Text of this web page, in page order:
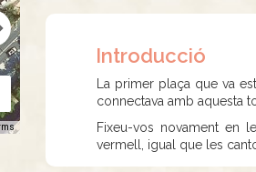
Introducció
La primer plaça que va
connectava amb aquesta
Fixeu-vos novament en
vermell, igual que les